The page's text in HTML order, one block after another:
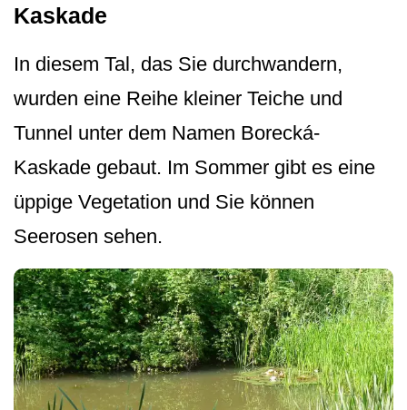
Kaskade
In diesem Tal, das Sie durchwandern,
wurden eine Reihe kleiner Teiche und
Tunnel unter dem Namen Borecká-
Kaskade gebaut. Im Sommer gibt es eine
üppige Vegetation und Sie können
Seerosen sehen.